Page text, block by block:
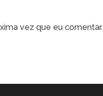
vez que eu comentar.